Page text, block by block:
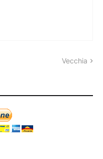
Vecchia